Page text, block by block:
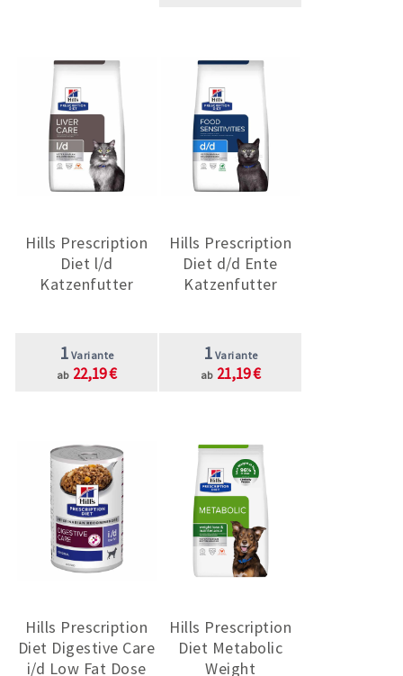
Hills Prescription
Diet l/d
Katzenfutter
1 Variante
ab 22,19 €
Hills Prescription
Diet d/d Ente
Katzenfutter
1 Variante
ab 21,19 €
Hills Prescription
Diet Digestive Care
i/d Low Fat Dose
Hills Prescription
Diet Metabolic
Weight